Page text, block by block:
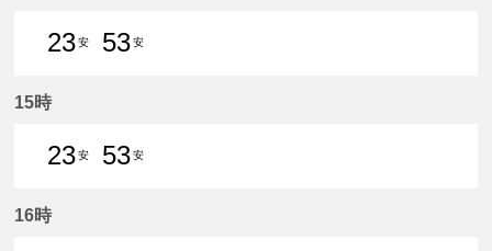
23安
53安
15時
23安
53安
16時